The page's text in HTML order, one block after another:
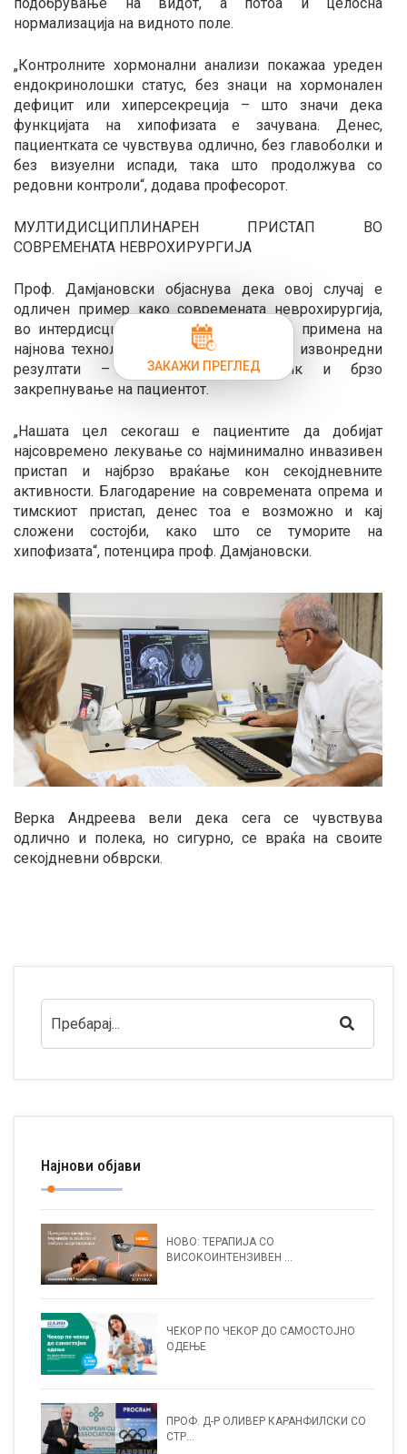
нормализација на видното поле.
„Контролните хормонални анализи покажаа уреден
ендокринолошки статус, без знаци на хормонален
дефицит или хиперсекреција – што значи дека
функцијата на хипофизата е зачувана. Денес,
пациентката се чувствува одлично, без главоболки и
без визуелни испади, така што продолжува со
редовни контроли“, додава професорот.
МУЛТИДИСЦИПЛИНАРЕН ПРИСТАП ВО
СОВРЕМЕНАТА НЕВРОХИРУРГИЈА
Проф. Дамјановски објаснува дека овој случај е
одличен пример како современата неврохирургија,
во интердисциплинарна соработка и со примена на
најнова технологија, може да постигне извонредни
резултати – со минимален ризик и брзо
закрепнување на пациентот.
„Нашата цел секогаш е пациентите да добијат
најсовремено лекување со најминимално инвазивен
пристап и најбрзо враќање кон секојдневните
активности. Благодарение на современата опрема и
тимскиот пристап, денес тоа е возможно и кај
сложени состојби, како што се туморите на
хипофизата“, потенцира проф. Дамјановски.
Верка Андреева вели дека сега се чувствува
одлично и полека, но сигурно, се враќа на своите
секојдневни обврски.
Најнови објави
НОВО: ТЕРАПИЈА СО
ВИСОКОИНТЕНЗИВЕН ...
ЧЕКОР ПО ЧЕКОР ДО САМОСТОЈНО
ОДЕЊЕ
ПРОФ. Д-Р ОЛИВЕР КАРАНФИЛСКИ СО
СТР...
ЗАКАЖИ ПРЕГЛЕД